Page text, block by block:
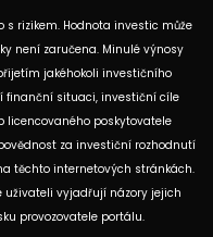
rizikem. Hodnota investic může
není zaručena. Minulé výnosy
jakéhokoli investičního
finanční situaci, investiční cíle
licencovaného poskytovatele
za investiční rozhodnutí
těchto internetových stránkách.
uživateli vyjadřují názory jejich
provozovatele portálu.